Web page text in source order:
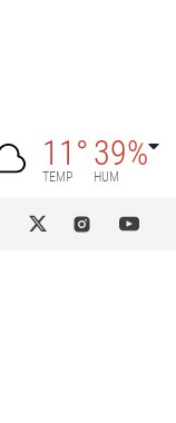
11°
TEMP
39%
HUM